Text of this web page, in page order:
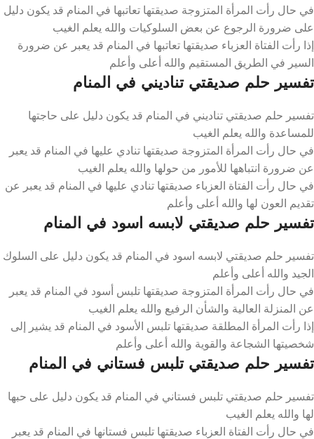
في حال رأت المرأة المتزوجة صديقتها تعاتبها في المنام قد يكون دليل
على ضرورة الرجوع عن بعض السلوكيات والله يعلم الغيب
إذا رأت الفتاة العزباء صديقتها تعاتبها في المنام قد يعبر عن ضرورة
السير في الطريق المستقيم والله أعلى وأعلم
تفسير حلم صديقتي تناديني في المنام
تفسير حلم صديقتي تناديني في المنام قد يكون دليل على حاجتها
للمساعدة والله يعلم الغيب
في حال رأت المرأة المتزوجة صديقتها تنادي عليها في المنام قد يعبر
عن ضرورة انتباهها للأمور من حولها والله يعلم الغيب
في حال رأت الفتاة العزباء صديقتها تنادي عليها في المنام قد يعبر عن
تقديم العون لها والله أعلى وأعلم
تفسير حلم صديقتي لابسه اسود في المنام
تفسير حلم صديقتي لابسه اسود في المنام قد يكون دليل على السلوك
الجيد والله أعلى وأعلم
في حال رأت المرأة المتزوجة صديقتها تلبس أسود في المنام قد يعبر
عن المنزلة العالية والشأن الرفيع والله يعلم الغيب
إذا رأت المرأة المطلقة صديقتها تلبس الأسود في المنام قد يشير إلى
شخصيتها الشجاعة والقوية والله أعلى وأعلم
تفسير حلم صديقتي تلبس فستاني في المنام
تفسير حلم صديقتي تلبس فستاني في المنام قد يكون دليل على حبها
لها والله يعلم الغيب
في حال رأت الفتاة العزباء صديقتها تلبس فستانها في المنام قد يعبر